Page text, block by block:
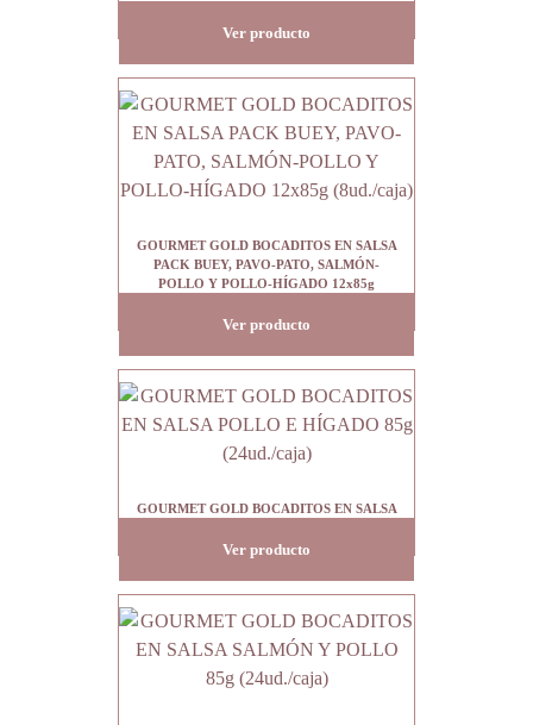
Ver producto
GOURMET GOLD BOCADITOS EN SALSA
PACK BUEY, PAVO-PATO, SALMÓN-
POLLO Y POLLO-HÍGADO 12x85g
Ver producto
GOURMET GOLD BOCADITOS EN SALSA
Ver producto